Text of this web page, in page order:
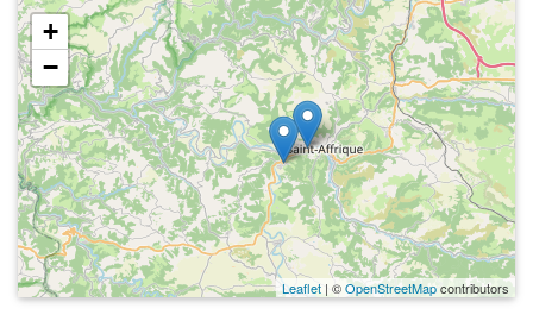
+
−
Leaflet | ©OpenStreetMapcontributors